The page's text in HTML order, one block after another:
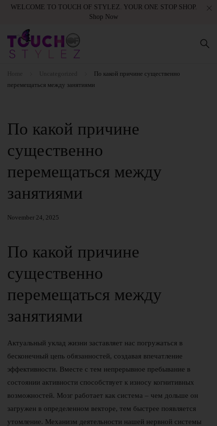
WELCOME TO TOUCH OF STYLEZ. YOUR ONE STOP SHOP.
Shop Now
Home Uncategorized
По какой причине существенно
перемещаться между занятиями
По какой причине
существенно
перемещаться между
занятиями
November 24, 2025
По какой причине
существенно
перемещаться между
занятиями
Актуальный уклад жизни заставляет нас погружаться в
бесконечный цепь обязанностей, создавая впечатление
эффективности. Вместе с тем непрерывное пребывание в
состоянии активности способствует к износу когнитивных
возможностей. Мозг работает как система – чем дольше он
загружен в определенном векторе, тем быстрее появляется
утомление. Механизм деятельности нашей нервной системы